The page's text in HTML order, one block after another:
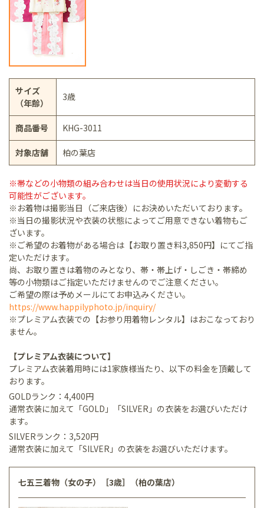
サイズ
（年齢）
3歳
商品番号 KHG-3011
対象店舗 柏の葉店
※帯などの小物類の組み合わせは当日の使用状況により変動する
可能性がございます。
※お着物は撮影当日（ご来店後）にお決めいただいております。
※当日の撮影状況や衣装の状態によってご用意できない着物もご
ざいます。
※ご希望のお着物がある場合は【お取り置き料3,850円】にてご指
定いただけます。
尚、お取り置きは着物のみとなり、帯・帯上げ・しごき・帯締め
等の小物類はご指定いただけませんのでご注意ください。
ご希望の際は予めメールにてお申込みください。
https://www.happilyphoto.jp/inquiry/
※プレミアム衣装での【お参り用着物レンタル】はおこなっており
ません。
【プレミアム衣装について】
プレミアム衣装着用時には1家族様当たり、以下の料金を頂戴して
おります。
GOLDランク：4,400円
通常衣装に加えて「GOLD」「SILVER」の衣装をお選びいただけ
ます。
SILVERランク：3,520円
通常衣装に加えて「SILVER」の衣装をお選びいただけます。
七五三着物（女の子）［3歳］（柏の葉店）